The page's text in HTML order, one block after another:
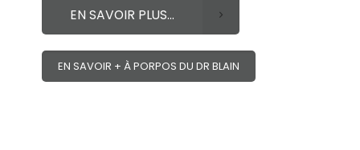
EN SAVOIR PLUS...
EN SAVOIR + À PORPOS DU DR BLAIN